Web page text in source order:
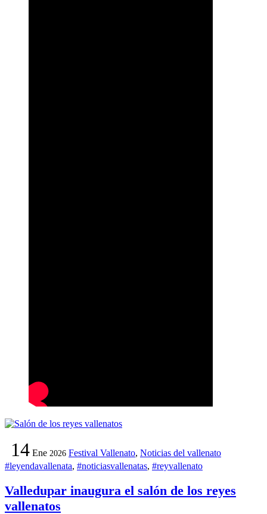
14 Ene 2026 Festival Vallenato, Noticias del vallenato
#leyendavallenata, #noticiasvallenatas, #reyvallenato
Valledupar inaugura el salón de los reyes
vallenatos